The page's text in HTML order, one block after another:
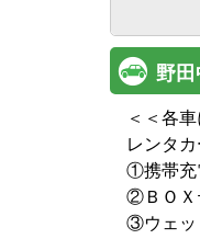
野田
＜＜各
レンタ
①携帯充
②ＢＯＸ
③ウェッ